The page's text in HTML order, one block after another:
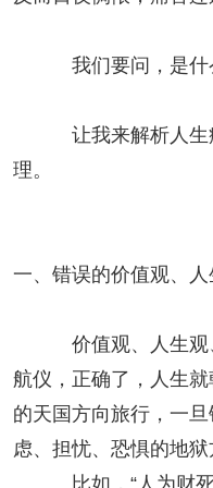
我们要问，是什么
让我来解析人生痛
理。
一、错误的价值观、
价值观、人生观、
航仪，正确了，人生
的天国方向旅行，一
虑、担忧、恐惧的地狱
比如，“人为财死